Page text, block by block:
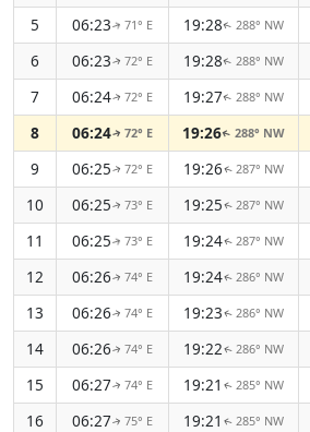
5
06:23↑71° E 19:28↑ 288° NW
6
06:23↑72° E 19:28↑ 288° NW
7
06:24↑72° E 19:27↑ 288° NW
8
06:24↑72° E 19:26↑288° NW
9
06:25↑72° E 19:26↑ 287° NW
10
06:25↑73° E 19:25↑ 287° NW
11
06:25↑73° E 19:24↑ 287° NW
12
06:26↑ 74° E 19:24↑ 286° NW
13
06:26↑ 74° E 19:23↑ 286° NW
14
06:26↑ 74° E 19:22↑ 286° NW
15
06:27↑ 74° E 19:21 ↑ 285° NW
16
06:27↑ 75° E 19:21 ↑ 285° NW